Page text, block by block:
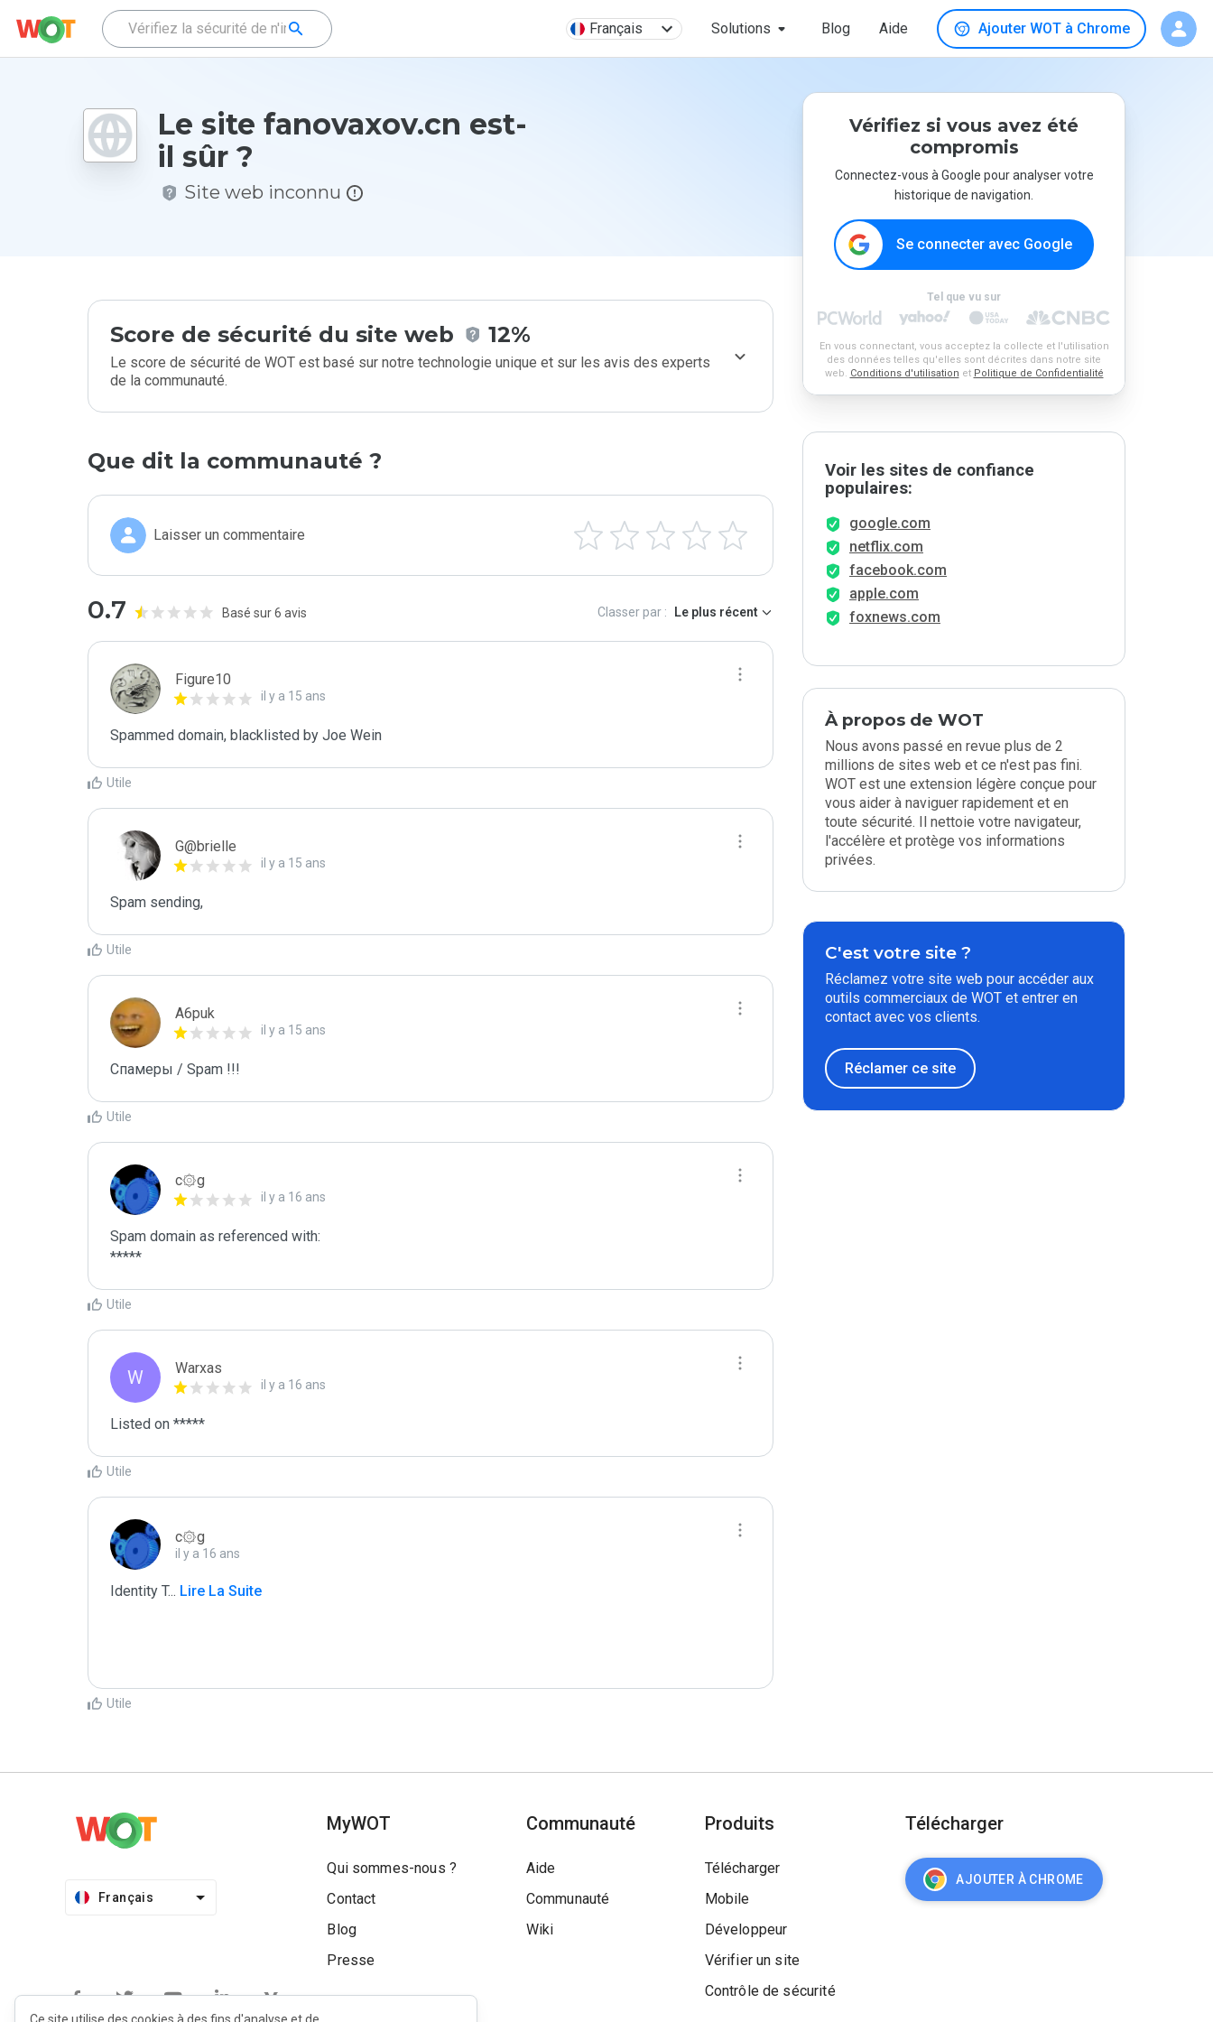
Français Solutions Blog Aide Ajouter WOT à Chrome
Le site fanovaxov.cn est-
il sûr ?
Site web inconnu
Score de sécurité du site web 12%
Le score de sécurité de WOT est basé sur notre technologie unique et sur les avis des experts
de la communauté.
Que dit la communauté ?
Laisser un commentaire
0.7 Basé sur 6 avis Classer par : Le plus récent
Figure10
il y a 15 ans
Spammed domain, blacklisted by Joe Wein
Utile
G@brielle
il y a 15 ans
Spam sending,
Utile
A6puk
il y a 15 ans
Спамеры / Spam !!!
Utile
c۞g
il y a 16 ans
Spam domain as referenced with:
*****
Utile
W Warxas
il y a 16 ans
Listed on *****
Utile
c۞g
il y a 16 ans
Identity T... Lire La Suite
Utile
Vérifiez si vous avez été
compromis
Connectez-vous à Google pour analyser votre
historique de navigation.
Se connecter avec Google
Tel que vu sur
En vous connectant, vous acceptez la collecte et l'utilisation
des données telles qu'elles sont décrites dans notre site
web. Conditions d'utilisation et Politique de Confidentialité
Voir les sites de confiance
populaires:
google.com
netflix.com
facebook.com
apple.com
foxnews.com
À propos de WOT
Nous avons passé en revue plus de 2
millions de sites web et ce n'est pas fini.
WOT est une extension légère conçue pour
vous aider à naviguer rapidement et en
toute sécurité. Il nettoie votre navigateur,
l'accélère et protège vos informations
privées.
C'est votre site ?
Réclamez votre site web pour accéder aux
outils commerciaux de WOT et entrer en
contact avec vos clients.
Réclamer ce site
Français
MyWOT
Qui sommes-nous ?
Contact
Blog
Presse
Communauté
Aide
Communauté
Wiki
Produits
Télécharger
Mobile
Développeur
Vérifier un site
Contrôle de sécurité
Télécharger
AJOUTER À CHROME